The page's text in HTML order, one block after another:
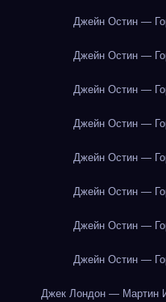
Джейн Остин —
Джейн Остин —
Джейн Остин —
Джейн Остин —
Джейн Остин —
Джейн Остин —
Джейн Остин —
Джейн Остин —
Джек Лондон — Мартин